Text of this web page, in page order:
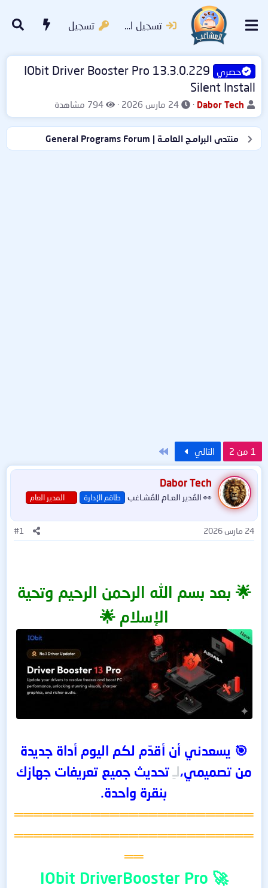
تسجيل الدخول تسجيل
حصري
IObit Driver Booster Pro 13.3.0.229
Silent Install
ب
ا
د
ئ
Dabor Tech
ت
ا
ر
ي
24 مارس 2026
ا
ل
م
ش
794 مشاهدة
منتدى البرامـج العامـة | General Programs Forum
1 من 2 التالي
Dabor Tech
👀 المُدير العـام للمُشـاغب طاقم الإدارة المدير العام
24 مارس 2026 #1
🌟 بعد بسم الله الرحمن الرحيم وتحية
الإسلام 🌟
🎯 يسعدني أن أقدّم لكم اليوم أداة جديدة
من تصميمي،لـِتحديث جميع تعريفات جهازك
بنقرة واحدة.
═════════════════════════
═════════════════════════
══
🚀 IObit DriverBooster Pro